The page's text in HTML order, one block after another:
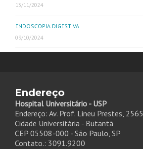
13/11/2024
ENDOSCOPIA DIGESTIVA
09/10/2024
Endereço
Hospital Universitário - USP
Endereço: Av. Prof. Lineu Prestes, 2565
Cidade Universitária - Butantã
CEP 05508-000 - São Paulo, SP
Contato.: 3091.9200